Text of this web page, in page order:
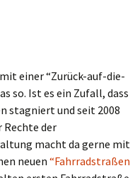
einer “Zurück-auf-die-
so. Ist es ein Zufall, dass
stagniert und seit 2008
Rechte der
macht da gerne mit
neuen “Fahrradstraßen